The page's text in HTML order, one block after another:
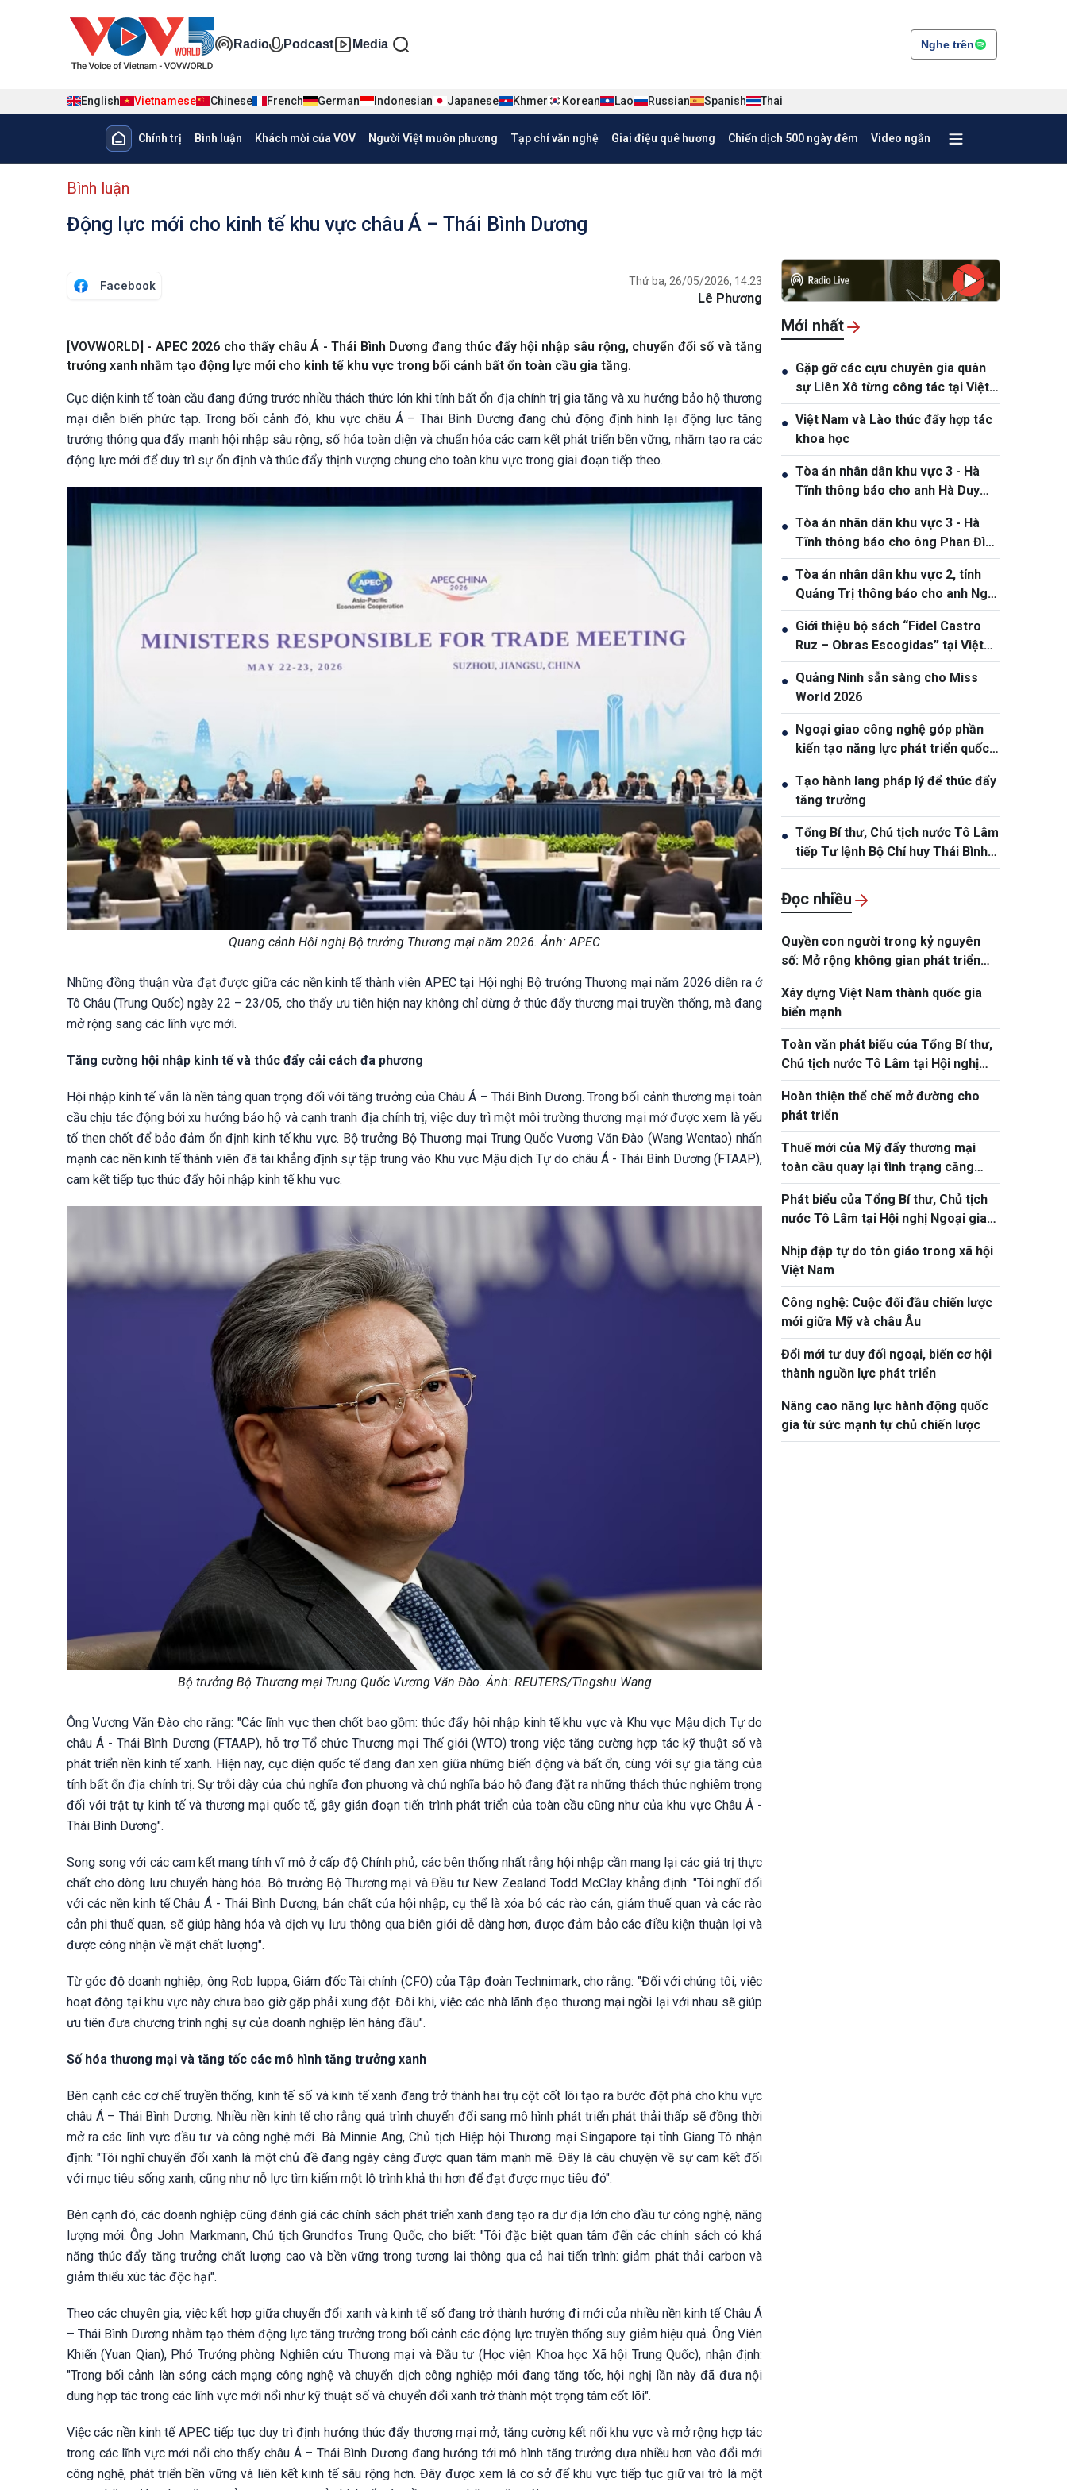
Đa phương tiện tiếng Việt
Radio Podcast Media Nghe trên
English Vietnamese Chinese French German Indonesian Japanese Khmer Korean Lao Russian Spanish Thai
Main navigation
Chính trị Bình luận Khách mời của VOV Người Việt muôn phương Tạp chí văn nghệ Giai điệu quê hương Chiến dịch 500 ngày đêm Video ngắn
menu phụ tiếng Việt
Bình luận
Động lực mới cho kinh tế khu vực châu Á – Thái Bình Dương
Facebook Thứ ba, 26/05/2026, 14:23
Lê Phương
[VOVWORLD] - APEC 2026 cho thấy châu Á - Thái Bình Dương đang thúc đẩy hội nhập sâu rộng, chuyển đổi số và tăng
trưởng xanh nhằm tạo động lực mới cho kinh tế khu vực trong bối cảnh bất ổn toàn cầu gia tăng.
Cục diện kinh tế toàn cầu đang đứng trước nhiều thách thức lớn khi tính bất ổn địa chính trị gia tăng và xu hướng bảo hộ thương
mại diễn biến phức tạp. Trong bối cảnh đó, khu vực châu Á – Thái Bình Dương đang chủ động định hình lại động lực tăng
trưởng thông qua đẩy mạnh hội nhập sâu rộng, số hóa toàn diện và chuẩn hóa các cam kết phát triển bền vững, nhằm tạo ra các
động lực mới để duy trì sự ổn định và thúc đẩy thịnh vượng chung cho toàn khu vực trong giai đoạn tiếp theo.
Quang cảnh Hội nghị Bộ trưởng Thương mại năm 2026. Ảnh: APEC
Những đồng thuận vừa đạt được giữa các nền kinh tế thành viên APEC tại Hội nghị Bộ trưởng Thương mại năm 2026 diễn ra ở
Tô Châu (Trung Quốc) ngày 22 – 23/05, cho thấy ưu tiên hiện nay không chỉ dừng ở thúc đẩy thương mại truyền thống, mà đang
mở rộng sang các lĩnh vực mới.
Tăng cường hội nhập kinh tế và thúc đẩy cải cách đa phương
Hội nhập kinh tế vẫn là nền tảng quan trọng đối với tăng trưởng của Châu Á – Thái Bình Dương. Trong bối cảnh thương mại toàn
cầu chịu tác động bởi xu hướng bảo hộ và cạnh tranh địa chính trị, việc duy trì một môi trường thương mại mở được xem là yếu
tố then chốt để bảo đảm ổn định kinh tế khu vực. Bộ trưởng Bộ Thương mại Trung Quốc Vương Văn Đào (Wang Wentao) nhấn
mạnh các nền kinh tế thành viên đã tái khẳng định sự tập trung vào Khu vực Mậu dịch Tự do châu Á - Thái Bình Dương (FTAAP),
cam kết tiếp tục thúc đẩy hội nhập kinh tế khu vực.
Bộ trưởng Bộ Thương mại Trung Quốc Vương Văn Đào. Ảnh: REUTERS/Tingshu Wang
Ông Vương Văn Đào cho rằng: "Các lĩnh vực then chốt bao gồm: thúc đẩy hội nhập kinh tế khu vực và Khu vực Mậu dịch Tự do
châu Á - Thái Bình Dương (FTAAP), hỗ trợ Tổ chức Thương mại Thế giới (WTO) trong việc tăng cường hợp tác kỹ thuật số và
phát triển nền kinh tế xanh. Hiện nay, cục diện quốc tế đang đan xen giữa những biến động và bất ổn, cùng với sự gia tăng của
tính bất ổn địa chính trị. Sự trỗi dậy của chủ nghĩa đơn phương và chủ nghĩa bảo hộ đang đặt ra những thách thức nghiêm trọng
đối với trật tự kinh tế và thương mại quốc tế, gây gián đoạn tiến trình phát triển của toàn cầu cũng như của khu vực Châu Á -
Thái Bình Dương".
Song song với các cam kết mang tính vĩ mô ở cấp độ Chính phủ, các bên thống nhất rằng hội nhập cần mang lại các giá trị thực
chất cho dòng lưu chuyển hàng hóa. Bộ trưởng Bộ Thương mại và Đầu tư New Zealand Todd McClay khẳng định: "Tôi nghĩ đối
với các nền kinh tế Châu Á - Thái Bình Dương, bản chất của hội nhập, cụ thể là xóa bỏ các rào cản, giảm thuế quan và các rào
cản phi thuế quan, sẽ giúp hàng hóa và dịch vụ lưu thông qua biên giới dễ dàng hơn, được đảm bảo các điều kiện thuận lợi và
được công nhận về mặt chất lượng".
Từ góc độ doanh nghiệp, ông Rob Iuppa, Giám đốc Tài chính (CFO) của Tập đoàn Technimark, cho rằng: "Đối với chúng tôi, việc
hoạt động tại khu vực này chưa bao giờ gặp phải xung đột. Đôi khi, việc các nhà lãnh đạo thương mại ngồi lại với nhau sẽ giúp
ưu tiên đưa chương trình nghị sự của doanh nghiệp lên hàng đầu".
Số hóa thương mại và tăng tốc các mô hình tăng trưởng xanh
Bên cạnh các cơ chế truyền thống, kinh tế số và kinh tế xanh đang trở thành hai trụ cột cốt lõi tạo ra bước đột phá cho khu vực
châu Á – Thái Bình Dương. Nhiều nền kinh tế cho rằng quá trình chuyển đổi sang mô hình phát triển phát thải thấp sẽ đồng thời
mở ra các lĩnh vực đầu tư và công nghệ mới. Bà Minnie Ang, Chủ tịch Hiệp hội Thương mại Singapore tại tỉnh Giang Tô nhận
định: "Tôi nghĩ chuyển đổi xanh là một chủ đề đang ngày càng được quan tâm mạnh mẽ. Đây là câu chuyện về sự cam kết đối
với mục tiêu sống xanh, cũng như nỗ lực tìm kiếm một lộ trình khả thi hơn để đạt được mục tiêu đó".
Bên cạnh đó, các doanh nghiệp cũng đánh giá các chính sách phát triển xanh đang tạo ra dư địa lớn cho đầu tư công nghệ, năng
lượng mới. Ông John Markmann, Chủ tịch Grundfos Trung Quốc, cho biết: "Tôi đặc biệt quan tâm đến các chính sách có khả
năng thúc đẩy tăng trưởng chất lượng cao và bền vững trong tương lai thông qua cả hai tiến trình: giảm phát thải carbon và
giảm thiểu xúc tác độc hại".
Theo các chuyên gia, việc kết hợp giữa chuyển đổi xanh và kinh tế số đang trở thành hướng đi mới của nhiều nền kinh tế Châu Á
– Thái Bình Dương nhằm tạo thêm động lực tăng trưởng trong bối cảnh các động lực truyền thống suy giảm hiệu quả. Ông Viên
Khiến (Yuan Qian), Phó Trưởng phòng Nghiên cứu Thương mại và Đầu tư (Học viện Khoa học Xã hội Trung Quốc), nhận định:
"Trong bối cảnh làn sóng cách mạng công nghệ và chuyển dịch công nghiệp mới đang tăng tốc, hội nghị lần này đã đưa nội
dung hợp tác trong các lĩnh vực mới nổi như kỹ thuật số và chuyển đổi xanh trở thành một trọng tâm cốt lõi".
Việc các nền kinh tế APEC tiếp tục duy trì định hướng thúc đẩy thương mại mở, tăng cường kết nối khu vực và mở rộng hợp tác
trong các lĩnh vực mới nổi cho thấy châu Á – Thái Bình Dương đang hướng tới mô hình tăng trưởng dựa nhiều hơn vào đổi mới
công nghệ, phát triển bền vững và liên kết kinh tế sâu rộng hơn. Đây được xem là cơ sở để khu vực tiếp tục giữ vai trò là một
Mới nhất
● Gặp gỡ các cựu chuyên gia quân
sự Liên Xô từng công tác tại Việt
Nam
● Việt Nam và Lào thúc đẩy hợp tác
khoa học
● Tòa án nhân dân khu vực 3 - Hà
Tĩnh thông báo cho anh Hà Duy
Dũng
● Tòa án nhân dân khu vực 3 - Hà
Tĩnh thông báo cho ông Phan Đình
Thắng, sinh năm 2005
● Tòa án nhân dân khu vực 2, tỉnh
Quảng Trị thông báo cho anh Ngô
Đức Hoàng, sinh ngày 25/01/1990
● Giới thiệu bộ sách “Fidel Castro
Ruz – Obras Escogidas” tại Việt
Nam nhân kỷ niệm 100 năm ngày
sinh Fidel Castro
● Quảng Ninh sẵn sàng cho Miss
World 2026
● Ngoại giao công nghệ góp phần
kiến tạo năng lực phát triển quốc
gia
● Tạo hành lang pháp lý để thúc đẩy
tăng trưởng
● Tổng Bí thư, Chủ tịch nước Tô Lâm
tiếp Tư lệnh Bộ Chỉ huy Thái Bình
Dương Hoa Kỳ Samuel Paparo
Đọc nhiều
Quyền con người trong kỷ nguyên
số: Mở rộng không gian phát triển
cho mỗi con người
Xây dựng Việt Nam thành quốc gia
biển mạnh
Toàn văn phát biểu của Tổng Bí thư,
Chủ tịch nước Tô Lâm tại Hội nghị
toàn quốc quán triệt, triển khai Nghị
quyết Hội nghị Trung ương 3
Hoàn thiện thể chế mở đường cho
phát triển
Thuế mới của Mỹ đẩy thương mại
toàn cầu quay lại tình trạng căng
thẳng
Phát biểu của Tổng Bí thư, Chủ tịch
nước Tô Lâm tại Hội nghị Ngoại giao
lần thứ 33
Nhịp đập tự do tôn giáo trong xã hội
Việt Nam
Công nghệ: Cuộc đối đầu chiến lược
mới giữa Mỹ và châu Âu
Đổi mới tư duy đối ngoại, biến cơ hội
thành nguồn lực phát triển
Nâng cao năng lực hành động quốc
gia từ sức mạnh tự chủ chiến lược